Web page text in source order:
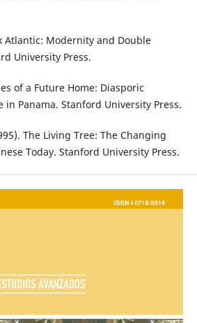
Atlantic: Modernity and Double
University Press.
of a Future Home: Diasporic
in Panama. Stanford University Press.
The Living Tree: The Changing
Today. Stanford University Press.